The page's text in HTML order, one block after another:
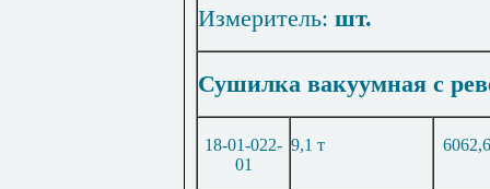
Измеритель: шт.
Сушилка вакуумная с
18-01-022-
01
9,1 т